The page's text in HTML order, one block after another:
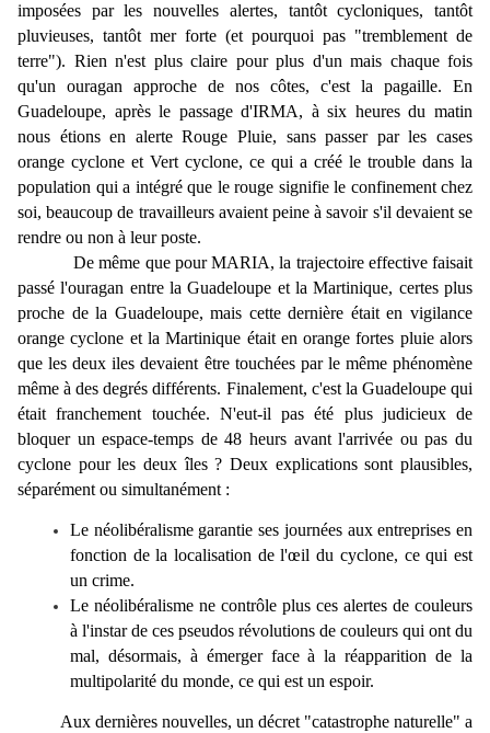
imposées par les nouvelles alertes, tantôt cycloniques, tantôt
pluvieuses, tantôt mer forte (et pourquoi pas "tremblement de
terre"). Rien n'est plus claire pour plus d'un mais chaque fois
qu'un ouragan approche de nos côtes, c'est la pagaille. En
Guadeloupe, après le passage d'IRMA, à six heures du matin
nous étions en alerte Rouge Pluie, sans passer par les cases
orange cyclone et Vert cyclone, ce qui a créé le trouble dans la
population qui a intégré que le rouge signifie le confinement chez
soi, beaucoup de travailleurs avaient peine à savoir s'il devaient se
rendre ou non à leur poste.
De même que pour MARIA, la trajectoire effective faisait
passé l'ouragan entre la Guadeloupe et la Martinique, certes plus
proche de la Guadeloupe, mais cette dernière était en vigilance
orange cyclone et la Martinique était en orange fortes pluie alors
que les deux iles devaient être touchées par le même phénomène
même à des degrés différents. Finalement, c'est la Guadeloupe qui
était franchement touchée. N'eut-il pas été plus judicieux de
bloquer un espace-temps de 48 heurs avant l'arrivée ou pas du
cyclone pour les deux îles ? Deux explications sont plausibles,
séparément ou simultanément :
Le néolibéralisme garantie ses journées aux entreprises en
fonction de la localisation de l'œil du cyclone, ce qui est
un crime.
Le néolibéralisme ne contrôle plus ces alertes de couleurs
à l'instar de ces pseudos révolutions de couleurs qui ont du
mal, désormais, à émerger face à la réapparition de la
multipolarité du monde, ce qui est un espoir.
Aux dernières nouvelles, un décret "catastrophe naturelle" a